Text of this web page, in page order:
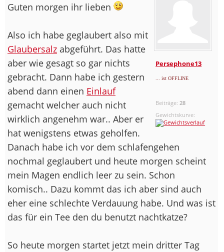
Persephone13
... ist OFFLINE
Beiträge: 28
Gewichtskurve:
Guten morgen ihr lieben
Also ich habe geglaubert also mit
Glaubersalz abgeführt. Das hatte
aber wie gesagt so gar nichts
gebracht. Dann habe ich gestern
abend dann einen Einlauf
gemacht welcher auch nicht
wirklich angenehm war.. Aber er
hat wenigstens etwas geholfen.
Danach habe ich vor dem schlafengehen
nochmal geglaubert und heute morgen scheint
mein Magen endlich leer zu sein. Schon
komisch.. Dazu kommt das ich aber sind auch
eher eine schlechte Verdauung habe. Und was ist
das für ein Tee den du benutzt nachtkatze?
So heute morgen startet jetzt mein dritter Tag